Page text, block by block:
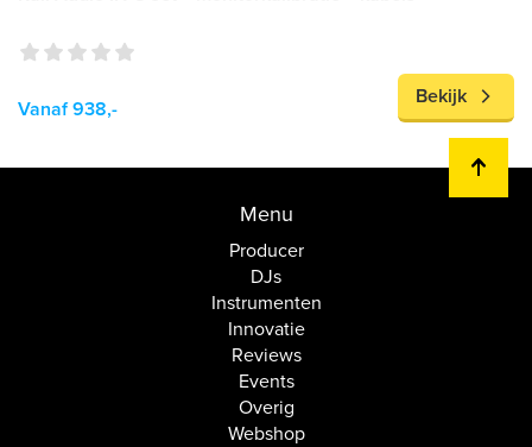
Vanaf 938,-
Bekijk
Menu
Producer
DJs
Instrumenten
Innovatie
Reviews
Events
Overig
Webshop